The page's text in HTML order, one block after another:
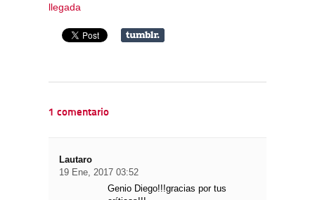
llegada
1 comentario
Lautaro
19 Ene, 2017 03:52
Genio Diego!!!gracias por tus